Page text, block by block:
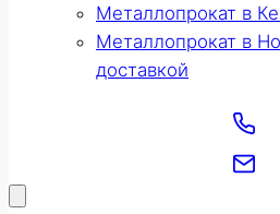
Металлопрокат в
Металлопрокат в
доставкой